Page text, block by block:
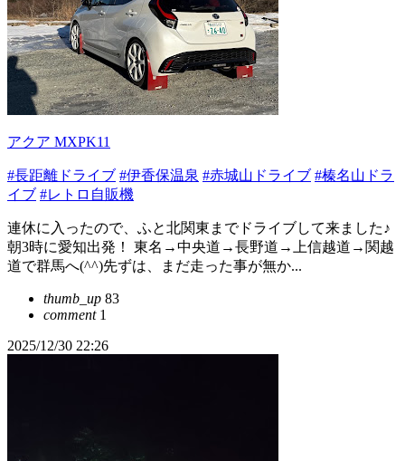
アクア MXPK11
#長距離ドライブ #伊香保温泉 #赤城山ドライブ #榛名山ドラ
イブ #レトロ自販機
連休に入ったので、ふと北関東までドライブして来ました♪
朝3時に愛知出発！ 東名→中央道→長野道→上信越道→関越
道で群馬へ(^^)先ずは、まだ走った事が無か...
thumb_up 83
comment1
2025/12/30 22:26